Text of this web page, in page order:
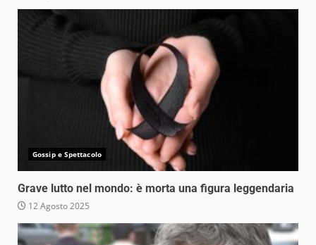
Gossip e Spettacolo
Grave lutto nel mondo: è morta una figura leggendaria
12 Agosto 2025